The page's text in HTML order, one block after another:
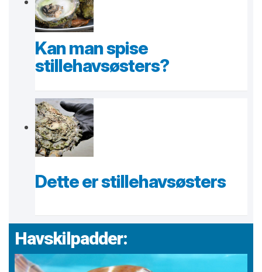
Kan man spise
stillehavsøsters?
Dette er stillehavsøsters
Havskilpadder: